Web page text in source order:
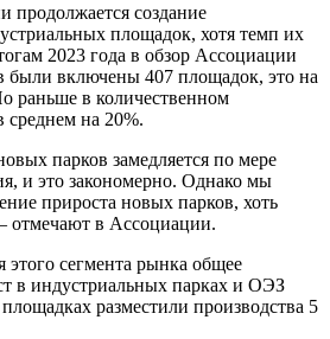
продолжается создание
площадок, хотя темп их
2023 года в обзор Ассоциации
были включены 407 площадок, это на
раньше в количественном
на 20%.
парков замедляется по мере
и это закономерно. Однако мы
прироста новых парков, хоть
в Ассоциации.
этого сегмента рынка общее
в индустриальных парках и ОЭЗ
разместили производства 5